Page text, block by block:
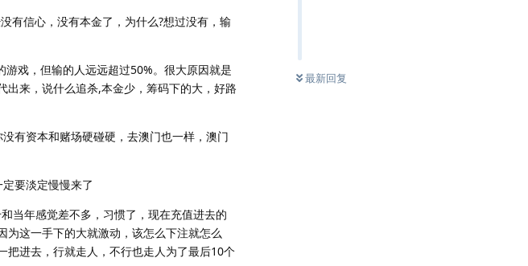
最新回复
有信心，没有本金了，为什么?想过没有，输
戏，但输的人远远超过50%。很大原因就是
来，说什么追杀,本金少，筹码下的大，好路
有资本和赌场硬碰硬，去澳门也一样，澳门
要淡定慢慢来了
当年感觉差不多，习惯了，现在充值进去的
这一手下的大就激动，该怎么下注就怎么
把进去，行就走人，不行也走人为了最后10个